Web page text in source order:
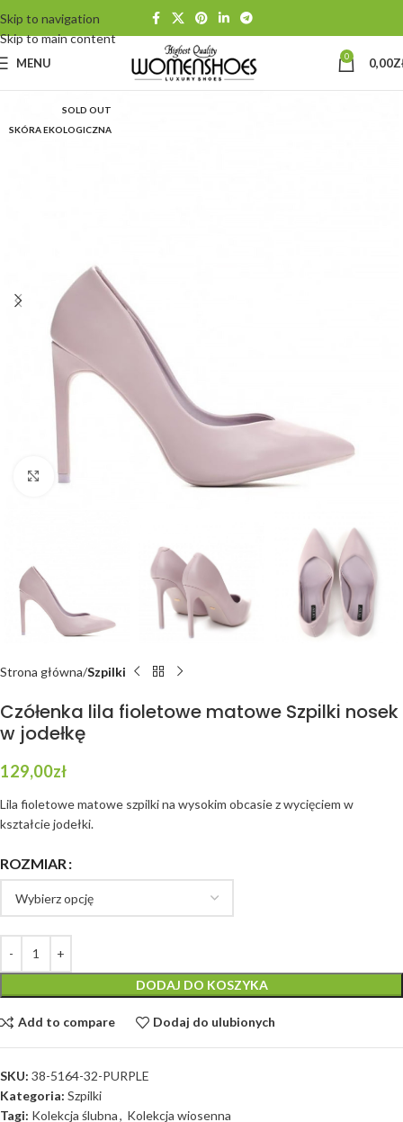
Skip to navigation
Skip to main content
MENU 0 0,00
SOLD OUT
SKÓRA EKOLOGICZNA
Click to enlarge
Strona główna Szpilki
Czółenka lila fioletowe matowe Szpilki nosek
w jodełkę
129,00zł
Lila fioletowe matowe szpilki na wysokim obcasie z wycięciem w
kształcie jodełki.
ROZMIAR
DODAJ DO KOSZYKA
Add to compare Dodaj do ulubionych
SKU: 38-5164-32-PURPLE
Kategoria: Szpilki
Tagi: Kolekcja ślubna, Kolekcja wiosenna